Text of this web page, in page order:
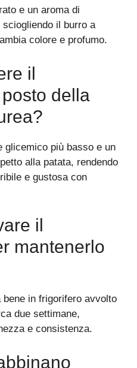
e un aroma di
il burro a
colore e profumo.
il
della
glicemico più basso e un
alla patata, rendendo
e gustosa con
il
mantenerlo
in frigorifero avvolto
due settimane,
e consistenza.